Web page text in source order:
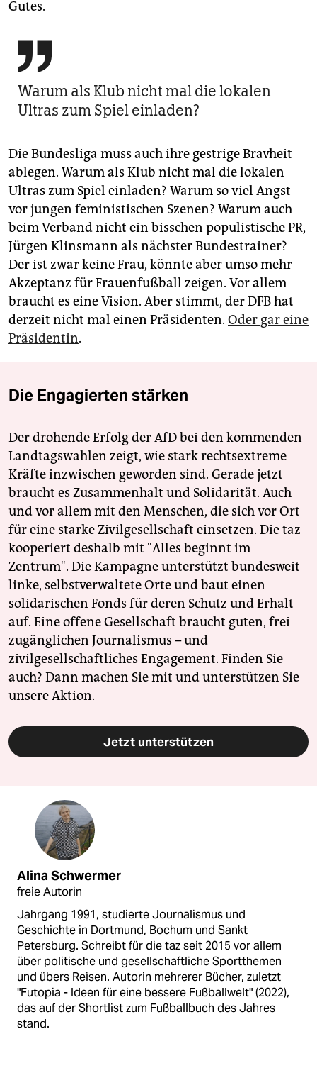
Gutes.

Warum als Klub nicht mal die lokalen
Ultras zum Spiel einladen?
Die Bundesliga muss auch ihre gestrige Bravheit
ablegen. Warum als Klub nicht mal die lokalen
Ultras zum Spiel einladen? Warum so viel Angst
vor jungen feministischen Szenen? Warum auch
beim Verband nicht ein bisschen populistische PR,
Jürgen Klinsmann als nächster Bundestrainer?
Der ist zwar keine Frau, könnte aber umso mehr
Akzeptanz für Frauenfußball zeigen. Vor allem
braucht es eine Vision. Aber stimmt, der DFB hat
derzeit nicht mal einen Präsidenten. Oder gar eine
Präsidentin.
Die Engagierten stärken
Der drohende Erfolg der AfD bei den kommenden
Landtagswahlen zeigt, wie stark rechtsextreme
Kräfte inzwischen geworden sind. Gerade jetzt
braucht es Zusammenhalt und Solidarität. Auch
und vor allem mit den Menschen, die sich vor Ort
für eine starke Zivilgesellschaft einsetzen. Die taz
kooperiert deshalb mit "Alles beginnt im
Zentrum". Die Kampagne unterstützt bundesweit
linke, selbstverwaltete Orte und baut einen
solidarischen Fonds für deren Schutz und Erhalt
auf. Eine offene Gesellschaft braucht guten, frei
zugänglichen Journalismus – und
zivilgesellschaftliches Engagement. Finden Sie
auch? Dann machen Sie mit und unterstützen Sie
unsere Aktion.
Jetzt unterstützen
Alina Schwermer
freie Autorin
Jahrgang 1991, studierte Journalismus und
Geschichte in Dortmund, Bochum und Sankt
Petersburg. Schreibt für die taz seit 2015 vor allem
über politische und gesellschaftliche Sportthemen
und übers Reisen. Autorin mehrerer Bücher, zuletzt
"Futopia - Ideen für eine bessere Fußballwelt" (2022),
das auf der Shortlist zum Fußballbuch des Jahres
stand.